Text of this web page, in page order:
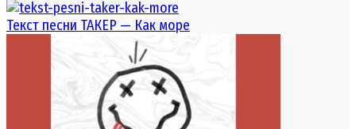
Текст песни ТАКЕР — Как море